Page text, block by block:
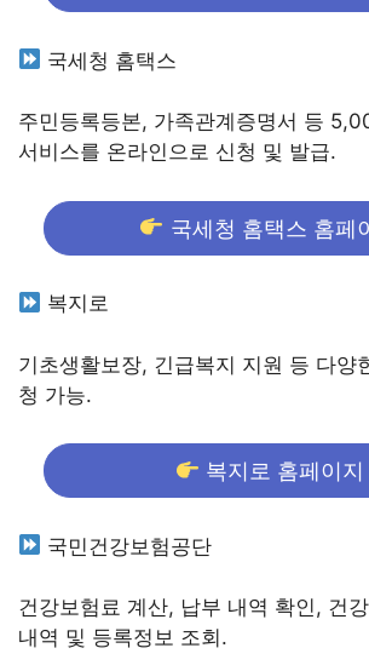
국세청 홈택스
주민등록등본, 가족관계증명서 등
서비스를 온라인으로 신청 및 발급.
국세청 홈택스 홈페
복지로
기초생활보장, 긴급복지 지원 등 다양
청 가능.
복지로 홈페이지
국민건강보험공단
건강보험료 계산, 납부 내역 확인, 건
내역 및 등록정보 조회.